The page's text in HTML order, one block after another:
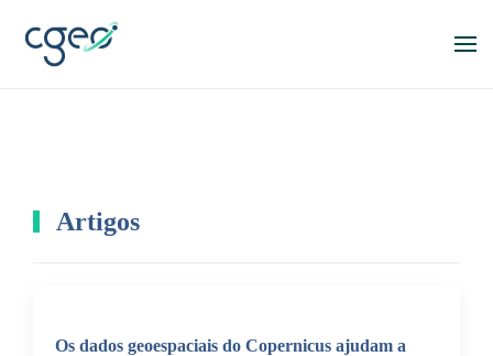
Skip to main content
Artigos
Os dados geoespaciais do Copernicus ajudam a